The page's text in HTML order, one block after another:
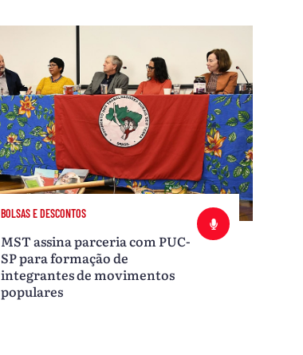
BOLSAS E DESCONTOS
MST assina parceria com PUC-
SP para formação de
integrantes de movimentos
populares